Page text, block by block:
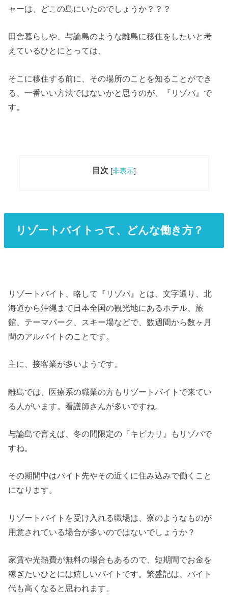
ャーは、どこの島にいたのでしょうか？？？
田舎暮らしや、与論島のような離島に移住をしたいと考
えているひとにとっては、
そこに移住する前に、その場所のことを知ることができ
る、一番いい方法ではないかと思うのが、『リゾバ』で
す。
目次 [非表示]
リゾートバイトって、どんな働き方？
リゾートバイト、略して『リゾバ』とは、文字通り、北
海道から沖縄まで日本全国の観光地にあるホテル、旅
館、テーマパーク、スキー場などで、数週間から数ヶ月
間のアルバイトのことです。
主に、接客業が多いようです。
離島では、医療系の職業の方もリゾートバイトで来てい
る人がいます。看護師さんが多いですね。
与論島で言えば、冬の間限定の『キビカリ』もリゾバで
すね。
その期間中はバイト先やその近くに住み込みで働くこと
になります。
リゾートバイトを受け入れる職場は、寮のようなものが
用意されている場合が多いのではないでしょうか？
家賃や光熱費が無料の場合もあるので、短期間でお金を
稼ぎたいひとには嬉しいバイトです。繁盛記は、バイト
代も高くなると思われます。